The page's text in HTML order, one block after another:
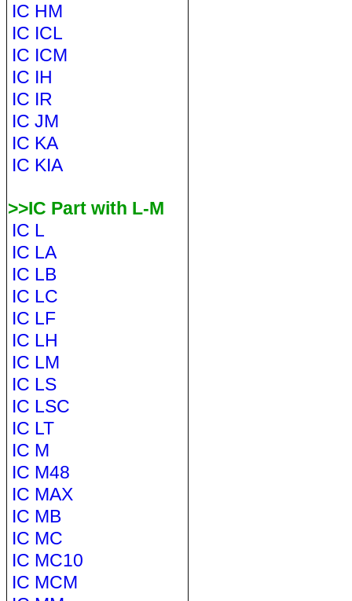
IC HM
IC ICL
IC ICM
IC IH
IC IR
IC JM
IC KA
IC KIA
>>IC Part with L-M
IC L
IC LA
IC LB
IC LC
IC LF
IC LH
IC LM
IC LS
IC LSC
IC LT
IC M
IC M48
IC MAX
IC MB
IC MC
IC MC10
IC MCM